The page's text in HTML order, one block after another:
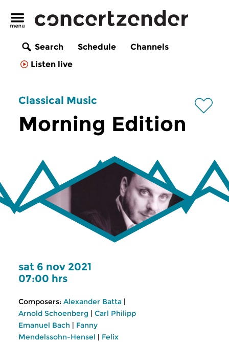
Search Schedule
Channels
Listen live
Classical Music
Morning Edition
sat 6 nov 2021
07:00 hrs
Composers: Alexander Batta |
Arnold Schoenberg | Carl Philipp
Emanuel Bach | Fanny
Mendelssohn-Hensel | Felix